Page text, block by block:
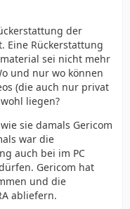
der
Eine Rückerstattung
sei nicht mehr
und nur wo können
(die auch nur privat
liegen?
sie damals Gericom
war die
auch bei im PC
Gericom hat
und die
abliefern.